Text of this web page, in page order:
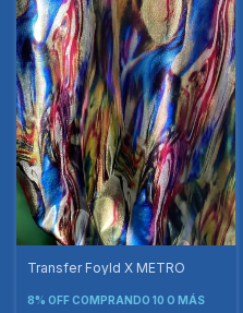
Transfer Foyld X METRO
8% OFFCOMPRANDO 10 O MÁS